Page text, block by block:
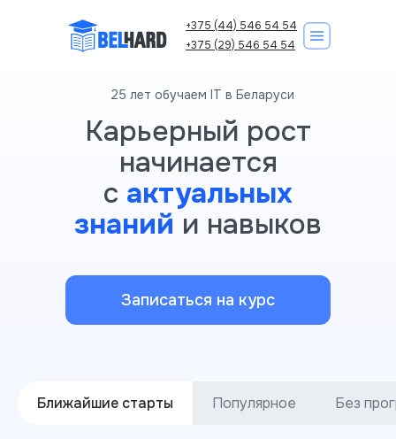
Курсы IT
+375 (44) 546 54 54
+375 (29) 546 54 54
Записаться на курс
25 лет обучаем IT в Беларуси
Карьерный рост
начинается
с актуальных
знаний и навыков
Записаться на курс
Ближайшие старты Популярное Без